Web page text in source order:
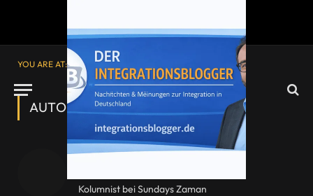
YOU ARE AT: Startseite» Archive für Website-Einstellung
AUTOR: WEBSITE-EINSTELLUNG
Website-Einstellung
Kolumnist bei Sundays Zaman